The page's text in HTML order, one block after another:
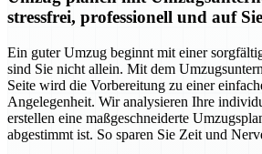
stressfrei, professionell und auf
Ein guter Umzug beginnt mit einer
sind Sie nicht allein. Mit dem
Seite wird die Vorbereitung zu einer
Angelegenheit. Wir analysieren Ihre
erstellen eine maßgeschneiderte
abgestimmt ist. So sparen Sie Zeit und